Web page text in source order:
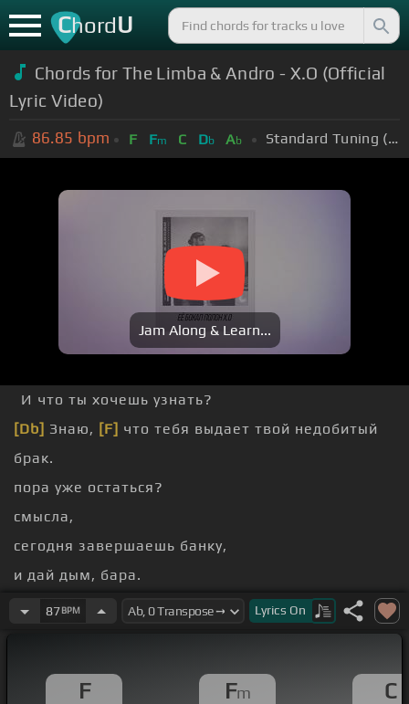
ChordU
Chords for The Limba & Andro - X.O (Official
Lyric Video)
86.85 bpm F Fm C Db Ab Standard Tuning (EADGBE)
Jam Along & Learn...
И что ты хочешь узнать?
[Db] Знаю, [F] что тебя выдает твой недобитый
брак.
пора уже остаться?
смысла,
сегодня завершаешь банку,
и дай дым, бара.
[Fm]Она скрывает свое лицо,
87BPM Lyrics On
F Fm C